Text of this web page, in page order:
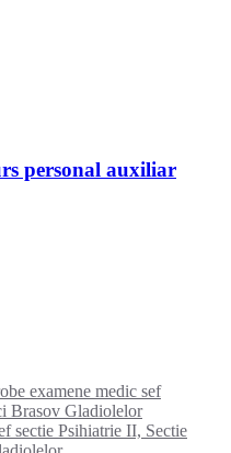
personal auxiliar
examene medic sef
Brasov Gladiolelor
sectie Psihiatrie II, Sectie